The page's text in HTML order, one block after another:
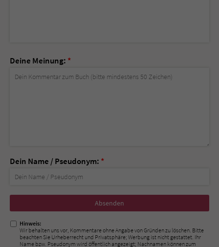
Deine Meinung: *
Dein Name / Pseudonym: *
Nicht
ausfüllen!
Hinweis:
Wir behalten uns vor, Kommentare ohne Angabe von Gründen zu löschen. Bitte
beachten Sie Urheberrecht und Privatsphäre; Werbung ist nicht gestattet. Ihr
Name bzw. Pseudonym wird öffentlich angezeigt; Nachnamen können zum